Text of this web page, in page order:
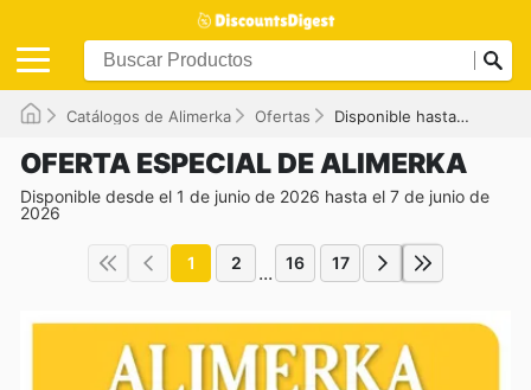
Catálogos de Alimerka Ofertas Disponible hasta el 07/06/2026
OFERTA ESPECIAL DE ALIMERKA
Disponible desde el 1 de junio de 2026 hasta el 7 de junio de
2026
1 2 ... 16 17